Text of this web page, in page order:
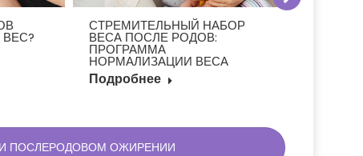
СТРЕМИТЕЛЬНЫЙ НАБОР
ВЕСА ПОСЛЕ РОДОВ:
ПРОГРАММА
НОРМАЛИЗАЦИИ ВЕСА
Подробнее
ПОСЛЕРОДОВОМ ОЖИРЕНИИ